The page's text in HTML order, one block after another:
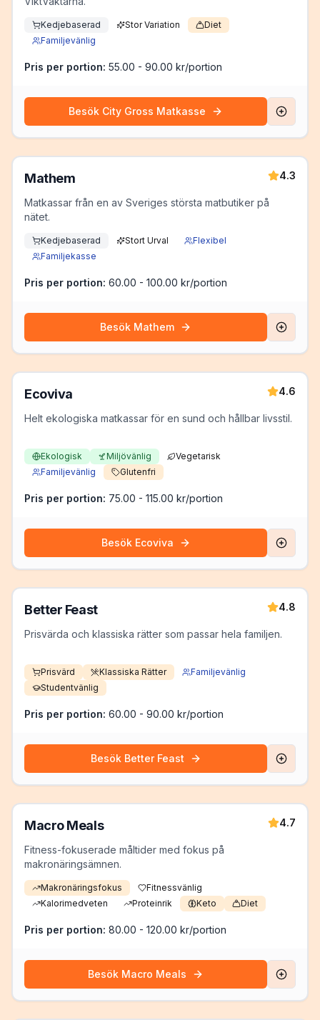
Kedjebaserad Stor Variation
Diet
Familjevänlig
Pris per portion: 55.00 - 90.00 kr/portion
Besök City Gross Matkasse
Mathem 4.3
Matkassar från en av Sveriges största matbutiker på
nätet.
Kedjebaserad Stort Urval
Flexibel
Familjekasse
Pris per portion: 60.00 - 100.00 kr/portion
Besök Mathem
Ecoviva 4.6
Helt ekologiska matkassar för en sund och hållbar livsstil.
Ekologisk Miljövänlig
Vegetarisk
Familjevänlig
Glutenfri
Pris per portion: 75.00 - 115.00 kr/portion
Besök Ecoviva
Better Feast 4.8
Prisvärda och klassiska rätter som passar hela familjen.
Prisvärd Klassiska Rätter
Familjevänlig
Studentvänlig
Pris per portion: 60.00 - 90.00 kr/portion
Besök Better Feast
Macro Meals 4.7
Fitness-fokuserade måltider med fokus på
makronäringsämnen.
Makronäringsfokus
Fitnessvänlig
Kalorimedveten
Proteinrik Keto Diet
Pris per portion: 80.00 - 120.00 kr/portion
Besök Macro Meals